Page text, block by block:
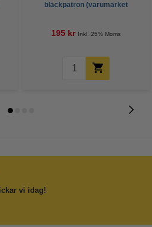
bläckpatron (varumärket
195 kr Inkl. 25% Moms
vi idag!